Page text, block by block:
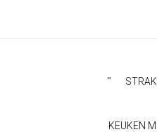
KEUKEN